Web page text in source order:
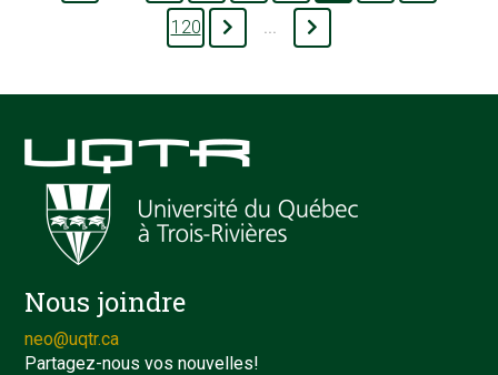
120
Nous joindre
neo@uqtr.ca
Partagez-nous vos nouvelles!